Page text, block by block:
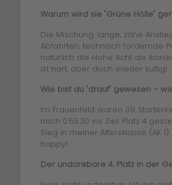
Warum wird sie "Grüne Hölle"
Die Mischung: lange, zähe
Abfahrten, technisch fordernde
natürlich die Hohe Acht als
ist hart, aber doch wieder kultig!
Wie bist du "drauf" gewesen –
Im Frauenfeld waren 39
nach 0:55:30 ins Ziel: Platz 4
Sieg in meiner Altersklasse (AK
happy!
Der undankbare 4. Platz in der